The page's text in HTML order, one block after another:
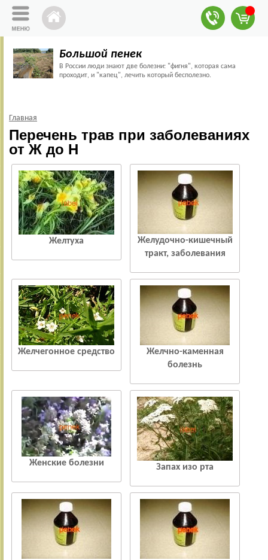
Большой пенек
В России люди знают две болезни: "фигня", которая сама
проходит, и "капец", лечить который бесполезно.
Главная
Перечень трав при заболеваниях
от Ж до Н
Желтуха
Желудочно-кишечный
тракт, заболевания
Желчегонное средство
Желчно-каменная
болезнь
Женские болезни Запах изо рта